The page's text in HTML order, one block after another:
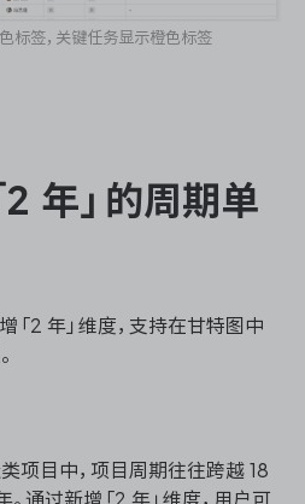
标签，关键任务显示橙色标签
年」的周期单
「2 年」维度，支持在甘特图中
项目中，项目周期往往跨越 18
通过新增「2 年」维度，用户可